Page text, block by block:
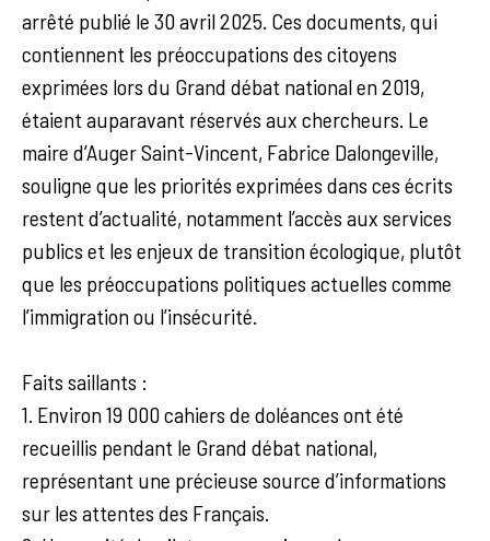
arrêté publié le 30 avril 2025. Ces documents, qui
contiennent les préoccupations des citoyens
exprimées lors du Grand débat national en 2019,
étaient auparavant réservés aux chercheurs. Le
maire d’Auger Saint-Vincent, Fabrice Dalongeville,
souligne que les priorités exprimées dans ces écrits
restent d’actualité, notamment l’accès aux services
publics et les enjeux de transition écologique, plutôt
que les préoccupations politiques actuelles comme
l’immigration ou l’insécurité.
Faits saillants :
1. Environ 19 000 cahiers de doléances ont été
recueillis pendant le Grand débat national,
représentant une précieuse source d’informations
sur les attentes des Français.